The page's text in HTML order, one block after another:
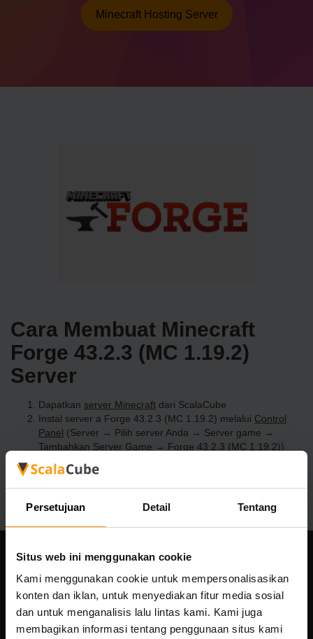
Persetujuan Detail Tentang
Situs web ini menggunakan cookie
Kami menggunakan cookie untuk mempersonalisasikan
konten dan iklan, untuk menyediakan fitur media sosial
dan untuk menganalisis lalu lintas kami. Kami juga
membagikan informasi tentang penggunaan situs kami
Minecraft Hosting Server
Cara Membuat Minecraft
Forge 43.2.3 (MC 1.19.2)
Server
Dapatkan server Minecraft dari ScalaCube
Instal server a Forge 43.2.3 (MC 1.19.2) melalui Control
Panel (Server → Pilih server Anda → Server game →
Tambahkan Server Game → Forge 43.2.3 (MC 1.19.2))
Selamat bermain di server!
Perusahaan kami
Scalable Hosting Solutions OÜ